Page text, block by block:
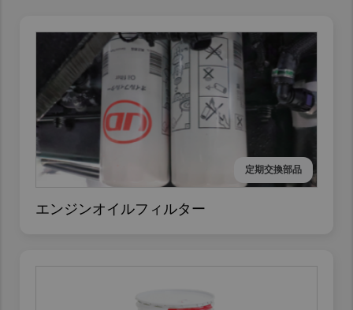
定期交換部品
エンジンオイルフィルター